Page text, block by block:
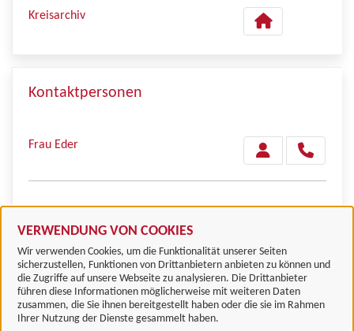
VERWENDUNG VON COOKIES
Wir verwenden Cookies, um die Funktionalität unserer Seiten
sicherzustellen, Funktionen von Drittanbietern anbieten zu können und
die Zugriffe auf unsere Webseite zu analysieren. Die Drittanbieter
führen diese Informationen möglicherweise mit weiteren Daten
zusammen, die Sie ihnen bereitgestellt haben oder die sie im Rahmen
Ihrer Nutzung der Dienste gesammelt haben.
Kreisarchiv
Kontaktpersonen
Frau Eder
Landkreis Göttingen